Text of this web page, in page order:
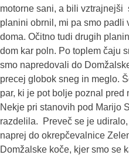
motorne sani, a bili vztrajnejši
planini obrnil, mi pa smo padli
doma. Očitno tudi drugih
dom kar poln. Po toplem čaju
smo napredovali do
precej globok sneg in meglo.
par, ki je pot bolje poznal
Nekje pri stanovih pod Marijo
razdelila. Preveč se je
naprej do okrepčevalnice
Domžalske koče, kjer smo se